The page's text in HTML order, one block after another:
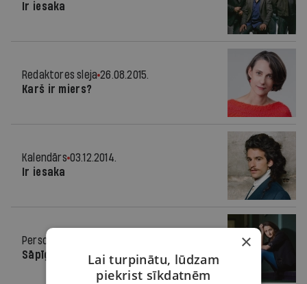
Ir iesaka
Redaktores sleja 26.08.2015.
Karš ir miers?
Kalendārs 03.12.2014.
Ir iesaka
Personība
Sāpīgā realitāte
×
Lai turpinātu, lūdzam
piekrist sīkdatnēm